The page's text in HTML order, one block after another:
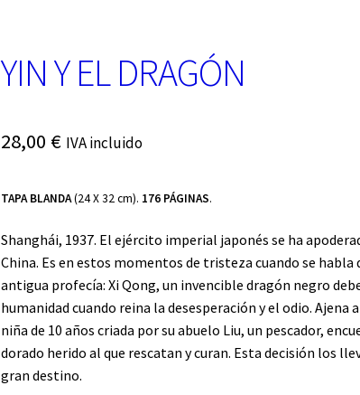
YIN Y EL DRAGÓN
28,00 € IVA incluido
TAPA BLANDA(24 X 32 cm). 176 PÁGINAS.
Shanghái, 1937. El ejército imperial japonés se ha
China. Es en estos momentos de tristeza cuando se habla
antigua profecía: Xi Qong, un invencible dragón negro
humanidad cuando reina la desesperación y el odio. Ajena
niña de 10 años criada por su abuelo Liu, un pescador,
dorado herido al que rescatan y curan. Esta decisión los
gran destino.